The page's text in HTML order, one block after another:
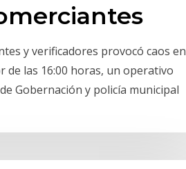
y verificadores provocó caos en
de las 16:00 horas, un operativo
Gobernación y policía municipal